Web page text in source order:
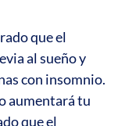
que el
al sueño y
con insomnio.
aumentará tu
que el